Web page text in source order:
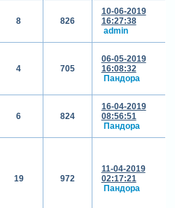
8 826
10-06-2019
16:27:38
admin
4 705
06-05-2019
16:08:32
Пандора
6 824
16-04-2019
08:56:51
Пандора
19 972
11-04-2019
02:17:21
Пандора